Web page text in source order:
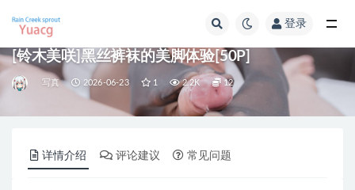
登录
[铃木美咲]黑丝裤袜的美脚体验[50P]
写真 2026-06-23 1 2.2K 12
详情介绍 评论建议 常见问题